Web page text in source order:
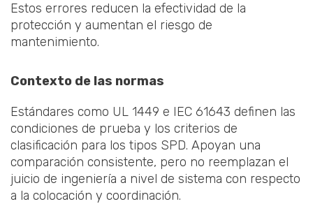
Estos errores reducen la efectividad de la
protección y aumentan el riesgo de
mantenimiento.
Contexto de las normas
Estándares como UL 1449 e IEC 61643 definen las
condiciones de prueba y los criterios de
clasificación para los tipos SPD. Apoyan una
comparación consistente, pero no reemplazan el
juicio de ingeniería a nivel de sistema con respecto
a la colocación y coordinación.